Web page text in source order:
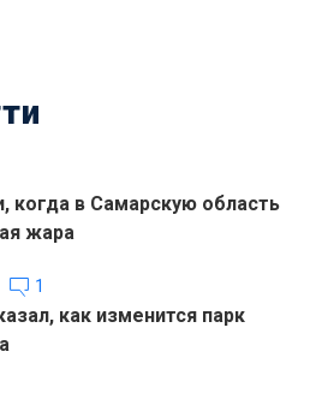
когда в Самарскую область
жара
1
как изменится парк